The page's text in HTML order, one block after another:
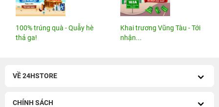
100% trúng quà - Quẫy hè
thả ga!
Khai trương Vũng Tàu - Tới
nhận...
VỀ 24HSTORE
CHÍNH SÁCH